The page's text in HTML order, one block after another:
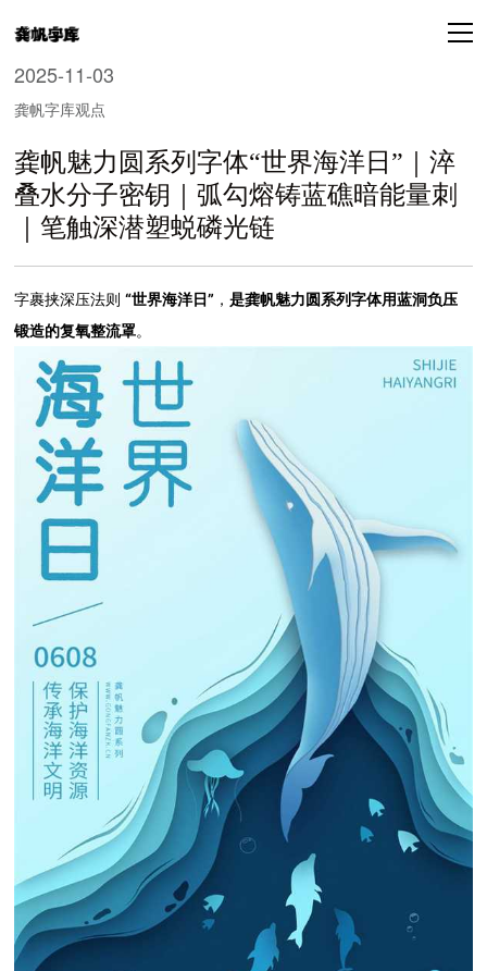
2025-11-03
龚帆字库观点
龚帆魅力圆系列字体“世界海洋日”｜淬
叠水分子密钥｜弧勾熔铸蓝礁暗能量刺
｜笔触深潜塑蜕磷光链
字裹挟深压法则“世界海洋日” ，是龚帆魅力圆系列字体用蓝洞负压
锻造的复氧整流罩。